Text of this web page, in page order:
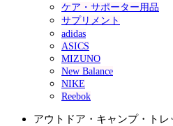
ケア・サポーター用品
サプリメント
adidas
ASICS
MIZUNO
New Balance
NIKE
Reebok
アウトドア・キャンプ・トレ